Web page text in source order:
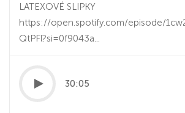
LATEXOVÉ SLIPKY
https://open.spotify.com/episode/
QtPFl?si=0f9043a...
30:05